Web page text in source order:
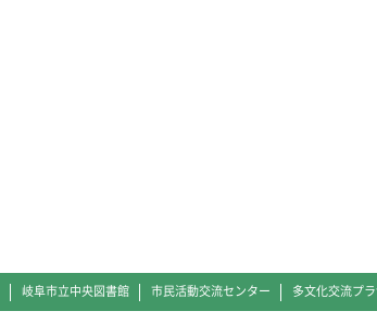
岐阜市立中央図書館 市民活動交流センター 多文化交流プ